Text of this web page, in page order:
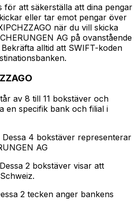
för att säkerställa att dina pengar
eller tar emot pengar över
när du vill skicka
AG på ovanstående
alltid att SWIFT-koden
av 8 till 11 bokstäver och
en specifik bank och filial i
Dessa 4 bokstäver representerar
AG
Dessa 2 bokstäver visar att
2 tecken anger bankens